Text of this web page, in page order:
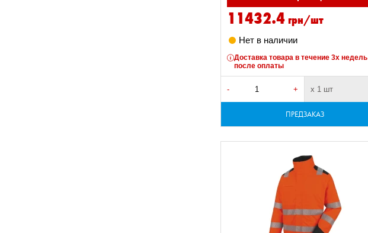
11432.4 грн/шт
Нет в наличии
Доставка товара в течение 3х недель
после оплаты
- + х 1 шт
ПРЕДЗАКАЗ